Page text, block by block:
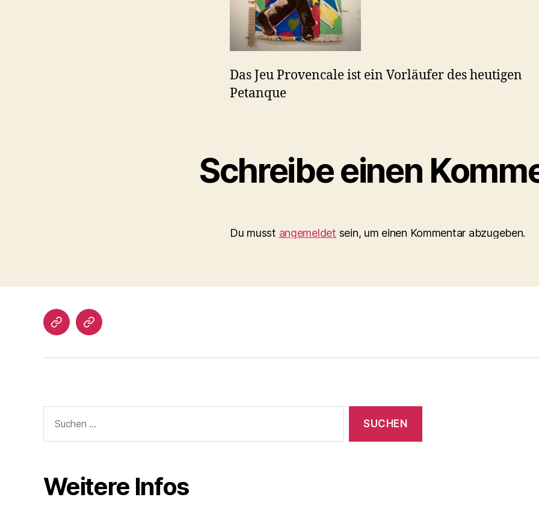
Das Jeu Provencale ist ein Vorläufer des heutigen
Petanque
Schreibe einen
Du musst angemeldet sein, um einen Kommentar abzugeben.
Impressum/DatSchutz
Beliebte
Kugeln
nach:
Weitere Infos